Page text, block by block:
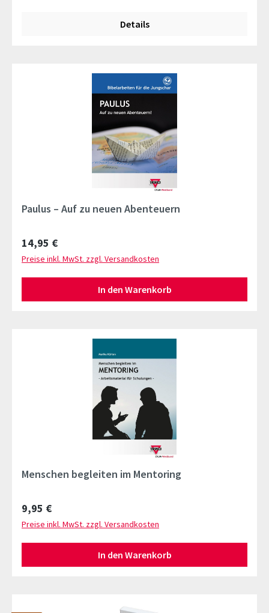
Details
Paulus – Auf zu neuen Abenteuern
Regulärer Preis:
14,95 €
Preise inkl. MwSt. zzgl. Versandkosten
In den Warenkorb
Menschen begleiten im Mentoring
Regulärer Preis:
9,95 €
Preise inkl. MwSt. zzgl. Versandkosten
In den Warenkorb